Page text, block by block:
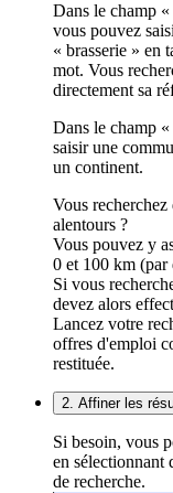
Dans le champ
vous pouvez
« brasserie » en
mot. Vous
directement sa
Dans le champ
saisir une
un continent.
Vous recherchez
alentours ?
Vous pouvez y
0 et 100 km (par
Si vous
devez alors
Lancez votre
offres d'emploi
restituée.
2. Affiner les
Si besoin, vous
en sélectionnant
de recherche.